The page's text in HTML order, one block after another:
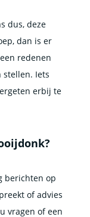
dus, deze
dan is er
redenen
Iets
erbij te
berichten op
of advies
vragen of een